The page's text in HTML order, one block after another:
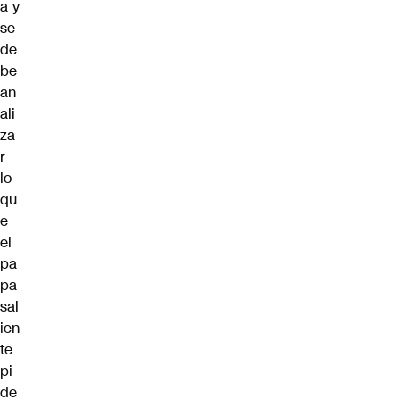
a y
se
de
be
an
ali
za
r
lo
qu
e
el
pa
pa
sal
ien
te
pi
de